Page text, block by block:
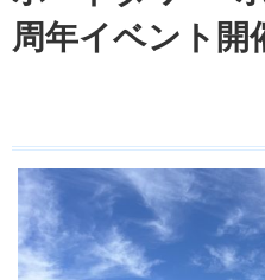
周年イベント開